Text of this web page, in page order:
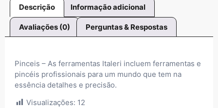
Descrição Informação adicional
Avaliações (0) Perguntas & Respostas
Pinceis – As ferramentas Italeri incluem ferramentas e
pincéis profissionais para um mundo que tem na
essência detalhes e precisão.
Visualizações: 12